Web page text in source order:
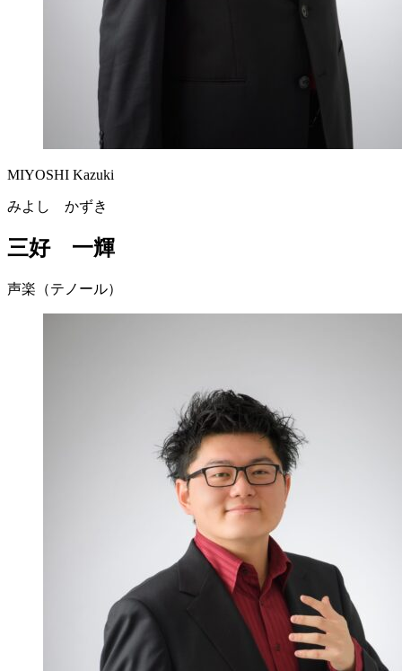
MIYOSHI Kazuki
みよし かずき
三好 一輝
声楽（テノール）